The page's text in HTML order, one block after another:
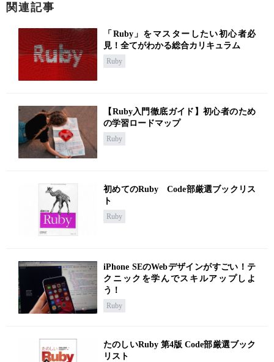
関連記事
「Ruby」をマスターしたい初心者必
見！全てがわかる総合カリキュラム
Ruby
【Ruby入門徹底ガイド】初心者のため
の学習ロードマップ
Ruby
初めてのRuby Code部厳選ブックリス
ト
Ruby
iPhone SEのWebデザインがすごい！テ
クニックを学んでスキルアップしよ
う！
Ruby
たのしいRuby 第4版 Code部厳選ブック
リスト